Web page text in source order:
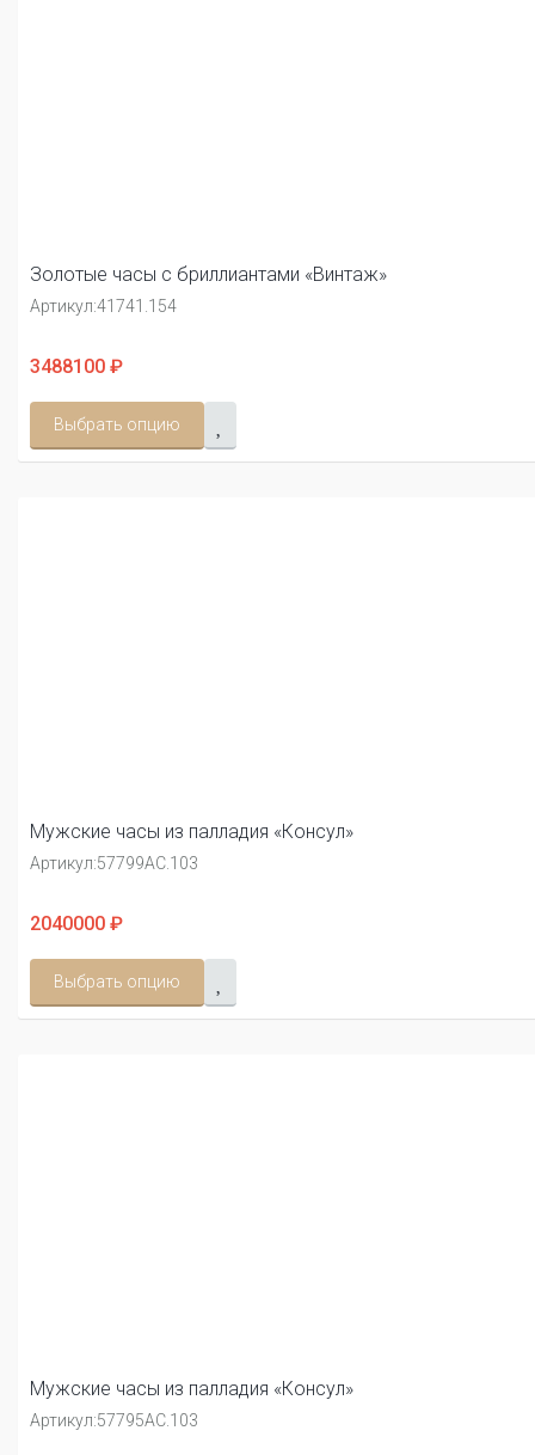
Золотые часы с бриллиантами «Винтаж»
Артикул:41741.154
3488100 ₽
Выбрать опцию
Мужские часы из палладия «Консул»
Артикул:57799АС.103
2040000 ₽
Выбрать опцию
Мужские часы из палладия «Консул»
Артикул:57795АС.103